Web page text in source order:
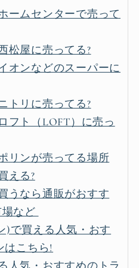
ームセンターで売って
松屋に売ってる?
オンなどのスーパーに
トリに売ってる?
フト（LOFT）に売っ
リンが売ってる場所
える?
うなら通販がおすす
など
)で買える人気・おす
はこちら!